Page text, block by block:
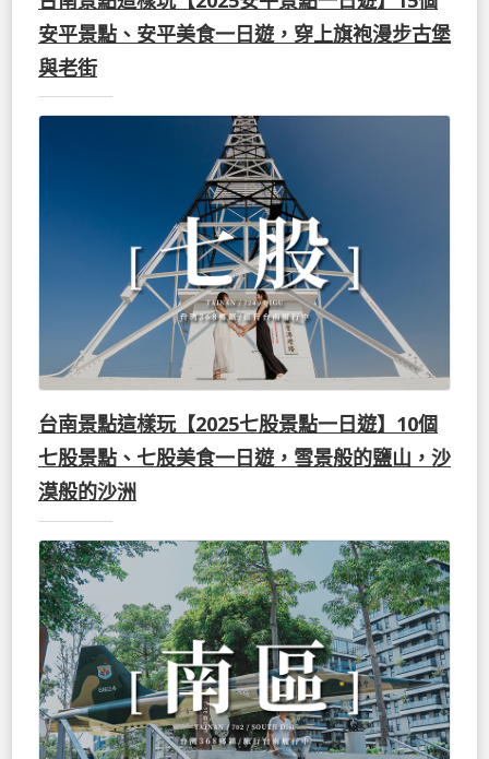
安平景點、安平美食一日遊，穿上旗袍漫步古堡
與老街
台南景點這樣玩【2025七股景點一日遊】10個
七股景點、七股美食一日遊，雪景般的鹽山，沙
漠般的沙洲